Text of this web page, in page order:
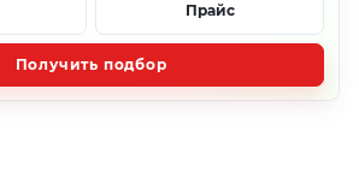
Прайс
Получить подбор